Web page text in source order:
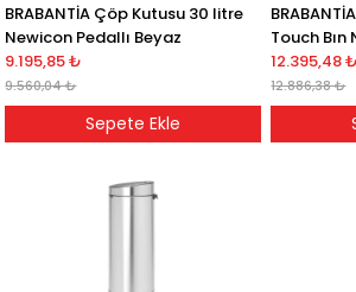
BRABANTİA Çöp Kutusu 30 litre
Newicon Pedallı Beyaz
9.195,85 ₺
9.560,04 ₺
Sepete Ekle
Touch
Parlak Çelik
12.395,48 ₺
12.886,38 ₺